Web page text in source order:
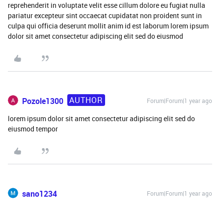
reprehenderit in voluptate velit esse cillum dolore eu fugiat nulla
pariatur excepteur sint occaecat cupidatat non proident sunt in
culpa qui officia deserunt mollit anim id est laborum lorem ipsum
dolor sit amet consectetur adipiscing elit sed do eiusmod
Pozole1300 AUTHOR Forum|Forum|1 year ago
lorem ipsum dolor sit amet consectetur adipiscing elit sed do
eiusmod tempor
sano1234 Forum|Forum|1 year ago